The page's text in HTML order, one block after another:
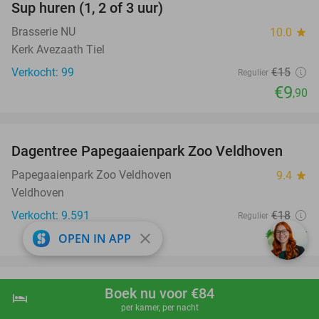
shopping_cart Boek nu
hotel Boek nu voor €84
per kamer, per nacht
Sup huren (1, 2 of 3 uur)
Brasserie NU 10.0 star
Kerk Avezaath Tiel
Verkocht: 99
Regulier €15
€9,90
26%
Dagentree Papegaaienpark Zoo Veldhoven
Papegaaienpark Zoo Veldhoven 9.4 star
Veldhoven
Verkocht: 9.591
Regulier €18
€13,25
favorite_border
60 dagen luisterboeken en e-books (20
OPEN IN APP close